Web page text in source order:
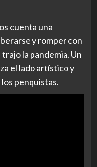
cuenta una
y romper con
la pandemia. Un
el lado artístico y
penquistas.